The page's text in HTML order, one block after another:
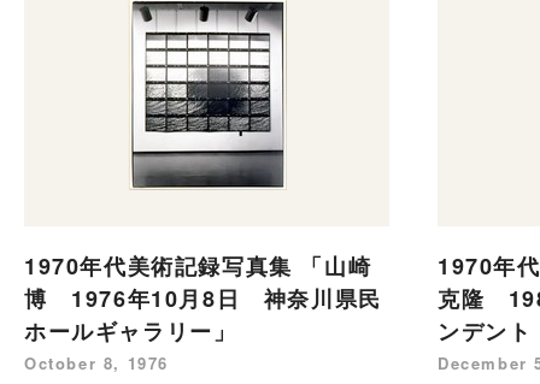
1970年代美術記録写真集 「山崎
博 1976年10月8日 神奈川県民
ホールギャラリー」
October 8, 1976
1970年
克隆
ンデン
December